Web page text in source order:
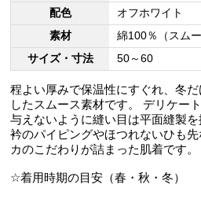
配色
オフホワイト
素材
綿100％（スムー
サイズ・寸法
50～60
程よい厚みで保温性にすぐれ、冬
したスムース素材です。 デリケー
与えないように縫い目は平面縫製
衿のパイピングやほつれないひも
カのこだわりが詰まった肌着です。
☆着用時期の目安（春・秋・冬）